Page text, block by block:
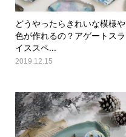
どうやったらきれいな模様や
色が作れるの？アゲートスラ
イススペ...
2019.12.15